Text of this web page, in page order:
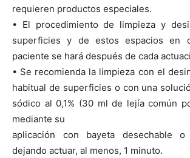
requieren productos especiales.
• El procedimiento de limpieza y
superficies y de estos espacios en
paciente se hará después de cada
• Se recomienda la limpieza con el
habitual de superficies o con una
sódico al 0,1% (30 ml de lejía común
mediante su
aplicación con bayeta desechable o
dejando actuar, al menos, 1 minuto.